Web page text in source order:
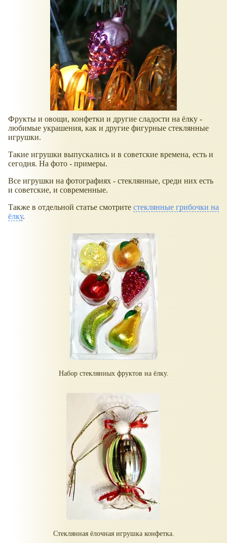
Фрукты и овощи, конфетки и другие сладости на ёлку -
любимые украшения, как и другие фигурные стеклянные
игрушки.
Такие игрушки выпускались и в советские времена, есть и
сегодня. На фото - примеры.
Все игрушки на фотографиях - стеклянные, среди них есть
и советские, и современные.
Также в отдельной статье смотрите стеклянные грибочки на
ёлку.
Набор стеклянных фруктов на ёлку.
Стеклянная ёлочная игрушка конфетка.